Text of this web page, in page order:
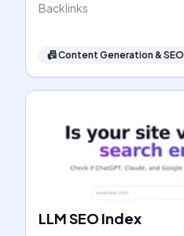
Backlinks
📠Content Generation & SEO
LLM SEO Index